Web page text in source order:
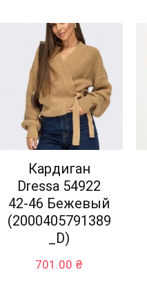
Кардиган
Dressa 54922
42-46 Бежевый
(2000405791389
_D)
701.00 ₴